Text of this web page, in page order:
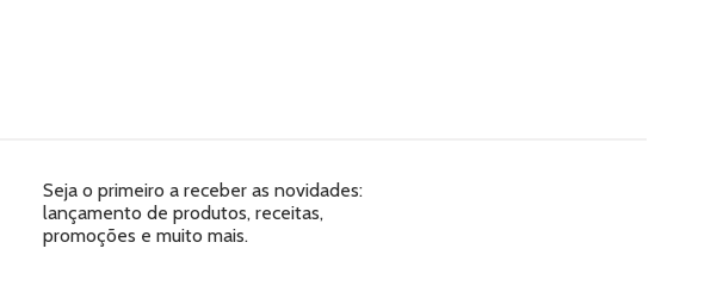
Seja o primeiro a receber as novidades:
lançamento de produtos, receitas,
promoções e muito mais.